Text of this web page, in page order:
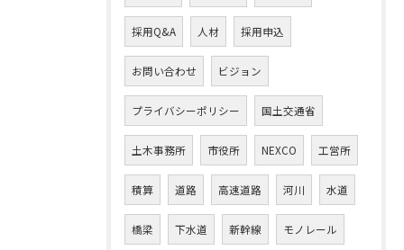
採用Q&A 人材 採用申込
お問い合わせ ビジョン
プライバシーポリシー 国土交通省
土木事務所 市役所 NEXCO 工営所
積算 道路 高速道路 河川 水道
橋梁 下水道 新幹線 モノレール